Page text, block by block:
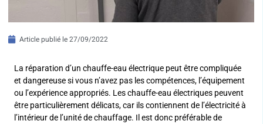
Article publié le27/09/2022
La réparation d’un chauffe-eau électrique peut être compliquée
et dangereuse si vous n’avez pas les compétences, l’équipement
ou l’expérience appropriés. Les chauffe-eau électriques peuvent
être particulièrement délicats, car ils contiennent de l’électricité à
l’intérieur de l’unité de chauffage. Il est donc préférable de